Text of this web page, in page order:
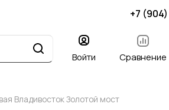
+7
Войти Сравнение
Владивосток Золотой мост